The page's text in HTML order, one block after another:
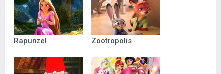
Rapunzel Zootropolis